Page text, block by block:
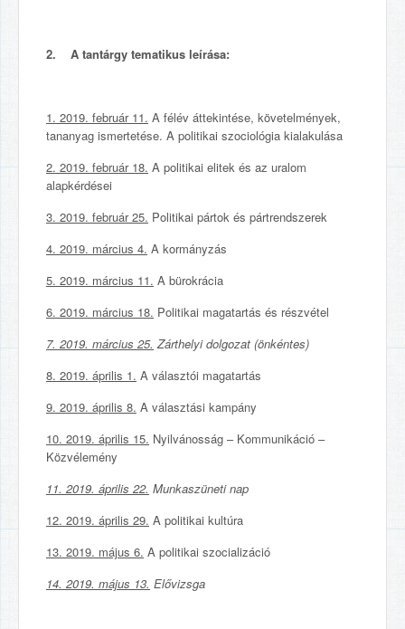
2. A tantárgy tematikus leírása:
1. 2019. február 11. A félév áttekintése, követelmények,
tananyag ismertetése. A politikai szociológia kialakulása
2. 2019. február 18. A politikai elitek és az uralom
alapkérdései
3. 2019. február 25. Politikai pártok és pártrendszerek
4. 2019. március 4. A kormányzás
5. 2019. március 11. A bürokrácia
6. 2019. március 18. Politikai magatartás és részvétel
7. 2019. március 25. Zárthelyi dolgozat (önkéntes)
8. 2019. április 1. A választói magatartás
9. 2019. április 8. A választási kampány
10. 2019. április 15. Nyilvánosság – Kommunikáció –
Közvélemény
11. 2019. április 22. Munkaszüneti nap
12. 2019. április 29. A politikai kultúra
13. 2019. május 6. A politikai szocializáció
14. 2019. május 13. Elővizsga